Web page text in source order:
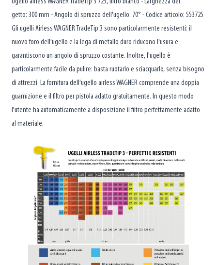
Ugello airless WAGNER TradeTip 3 725, filtro bianco - Larghezza del
getto: 300 mm - Angolo di spruzzo dell'ugello: 70° - Codice articolo: 553725
Gli ugelli Airless WAGNER TradeTip 3 sono particolarmente resistenti: il
nuovo foro dell'ugello e la lega di metallo duro riducono l'usura e
garantiscono un angolo di spruzzo costante. Inoltre, l'ugello è
particolarmente facile da pulire: basta ruotarlo e sciacquarlo, senza bisogno
di attrezzi. La fornitura dell'ugello airless WAGNER comprende una doppia
guarnizione e il filtro per pistola adatto gratuitamente. In questo modo
l'utente ha automaticamente a disposizione il filtro perfettamente adatto
al materiale.